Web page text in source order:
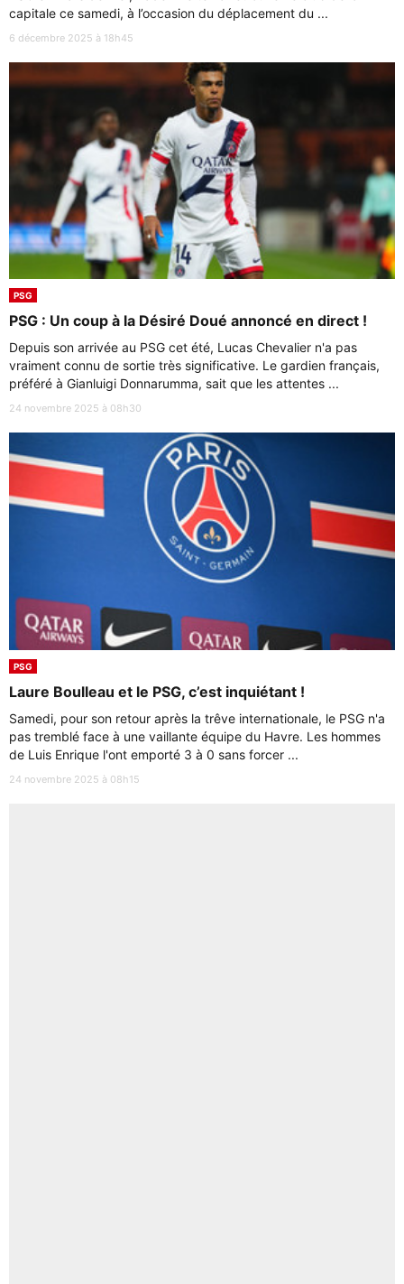
capitale ce samedi, à l’occasion du déplacement du ...
6 décembre 2025 à 18h45
PSG
PSG : Un coup à la Désiré Doué annoncé en direct !
Depuis son arrivée au PSG cet été, Lucas Chevalier n'a pas
vraiment connu de sortie très significative. Le gardien français,
préféré à Gianluigi Donnarumma, sait que les attentes ...
24 novembre 2025 à 08h30
PSG
Laure Boulleau et le PSG, c’est inquiétant !
Samedi, pour son retour après la trêve internationale, le PSG n'a
pas tremblé face à une vaillante équipe du Havre. Les hommes
de Luis Enrique l'ont emporté 3 à 0 sans forcer ...
24 novembre 2025 à 08h15